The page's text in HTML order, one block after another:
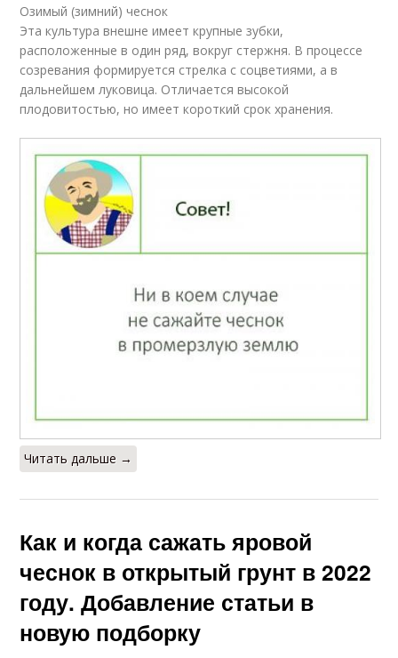
Озимый (зимний) чеснок
Эта культура внешне имеет крупные зубки,
расположенные в один ряд, вокруг стержня. В процессе
созревания формируется стрелка с соцветиями, а в
дальнейшем луковица. Отличается высокой
плодовитостью, но имеет короткий срок хранения.
Читать дальше →
Как и когда сажать яровой
чеснок в открытый грунт в 2022
году. Добавление статьи в
новую подборку